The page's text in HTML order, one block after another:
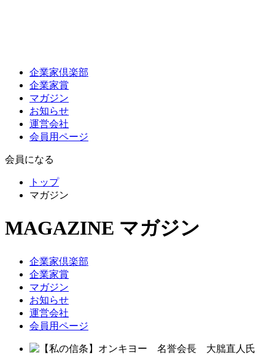
企業家倶楽部
企業家賞
マガジン
お知らせ
運営会社
会員用ページ
会員になる
トップ
マガジン
MAGAZINE マガジン
企業家倶楽部
企業家賞
マガジン
お知らせ
運営会社
会員用ページ